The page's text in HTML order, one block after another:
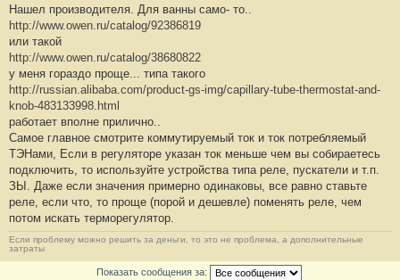
о
б
щ
н
и
#
2
Нашел производителя. Для ванны само- то..
http://www.owen.ru/catalog/92386819
или такой
http://www.owen.ru/catalog/38680822
у меня гораздо проще... типа такого
http://russian.alibaba.com/product-gs-img/capillary-tube-thermostat-and-
knob-483133998.html
работает вполне прилично..
Самое главное смотрите коммутируемый ток и ток потребляемый
ТЭНами, Если в регуляторе указан ток меньше чем вы собираетесь
подключить, то используйте устройства типа реле, пускатели и т.п.
ЗЫ. Даже если значения примерно одинаковы, все равно ставьте
реле, если что, то проще (порой и дешевле) поменять реле, чем
потом искать терморегулятор.
Если проблему можно решить за деньги, то это не проблема, а дополнительные
затраты
Показать сообщения за: